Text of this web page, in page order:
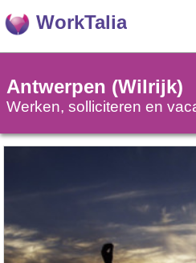
WorkTalia
Antwerpen (Wilrijk)
Werken, solliciteren en